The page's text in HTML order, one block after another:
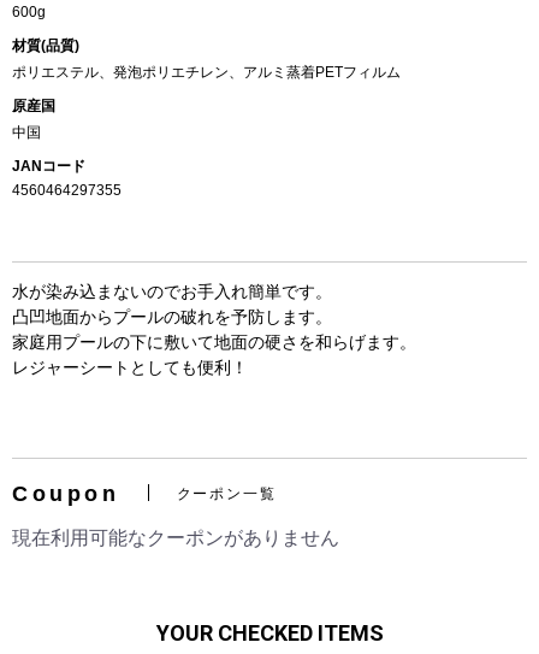
600g
材質(品質)
ポリエステル、発泡ポリエチレン、アルミ蒸着PETフィルム
原産国
中国
JANコード
4560464297355
水が染み込まないのでお手入れ簡単です。
凸凹地面からプールの破れを予防します。
家庭用プールの下に敷いて地面の硬さを和らげます。
レジャーシートとしても便利！
Coupon クーポン一覧
現在利用可能なクーポンがありません
YOUR CHECKED ITEMS